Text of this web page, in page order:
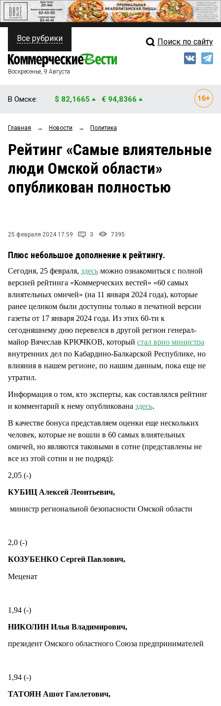
ПОЛИТИКА
ФИНАНСЫ
ОБЩЕСТВО
ЗАКОН
НОВОСТИ КОМПАНИЙ
Свежий выпуск
Рейтинги
Блоги
Архив
Все рубрики Поиск по сайту
Воскресенье, 9 Августа
В Омске: $ 82,1665 € 94,8366
Главная → Новости → Политика
Рейтинг «Самые влиятельные
люди Омской области»
опубликован полностью
25 февраля 2024 17:59 3 7395
Плюс небольшое дополнение к рейтингу.
Сегодня, 25 февраля, здесь можно ознакомиться с полной
версией рейтинга «Коммерческих вестей» «60 самых
влиятельных омичей» (на 11 января 2024 года), которые
ранее целиком были доступны только в печатной версии
газеты от 17 января 2024 года. Из этих 60-ти к
сегодняшнему дню перевелся в другой регион генерал-
майор Вячеслав КРЮЧКОВ, который стал врио министра
внутренних дел по Кабардино-Балкарской Республике, но
влияния в нашем регионе, по нашим данным, пока еще не
утратил.
Информация о том, кто эксперты, как составлялся рейтинг
и комментарий к нему опубликована здесь.
В качестве бонуса представляем оценки еще нескольких
человек, которые не вошли в 60 самых влиятельных
омичей, но являются таковыми в сотне (представлены не
все из этой сотни и не подряд):
2,05 (-)
КУБИЦ Алексей Леонтьевич,
министр региональной безопасности Омской области
2,0 (-)
КОЗУБЕНКО Сергей Павлович,
Меценат
1,94 (-)
НИКОЛИН Илья Владимирович,
президент Омского областного Союза предпринимателей
1,94 (-)
ТАТОЯН Ашот Гамлетович,